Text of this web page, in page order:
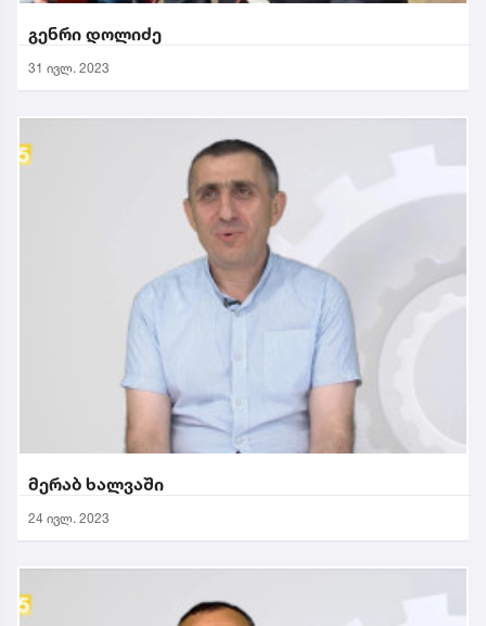
გენრი დოლიძე
31 ივლ. 2023
მერაბ ხალვაში
24 ივლ. 2023